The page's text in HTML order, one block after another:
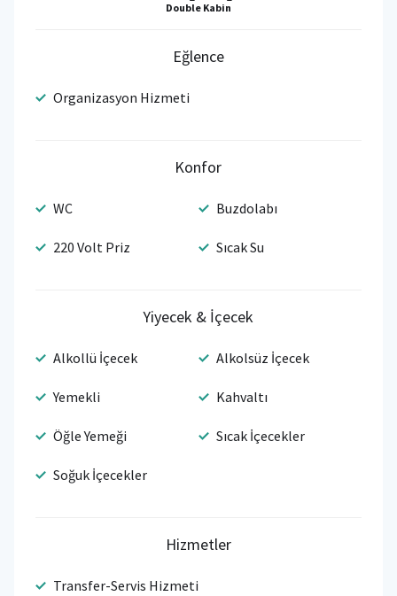
Double Kabin
Eğlence
Organizasyon Hizmeti
Konfor
WC Buzdolabı
220 Volt Priz Sıcak Su
Yiyecek & İçecek
Alkollü İçecek Alkolsüz İçecek
Yemekli Kahvaltı
Öğle Yemeği Sıcak İçecekler
Soğuk İçecekler
Hizmetler
Transfer-Servis Hizmeti